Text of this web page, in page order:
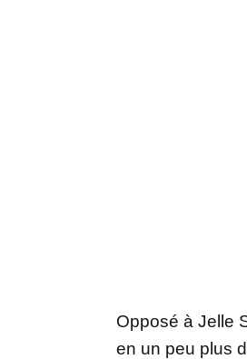
Opposé à Jelle
en un peu plus